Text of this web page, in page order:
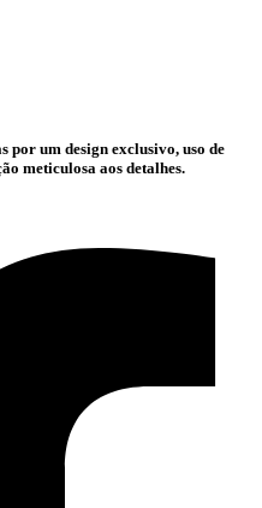
por um design exclusivo, uso de
meticulosa aos detalhes.